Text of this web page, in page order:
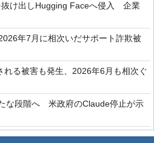
抜け出しHugging Faceへ侵入 企業
年7月に相次いだサポート詐欺被
れる被害も発生、2026年6月も相次ぐ
な段階へ 米政府のClaude停止が示